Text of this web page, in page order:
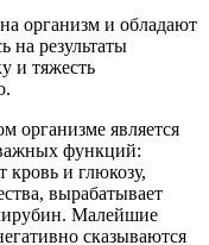
организм и обладают
на результаты
и тяжесть
организме является
функций:
кровь и глюкозу,
вырабатывает
Малейшие
сказываются